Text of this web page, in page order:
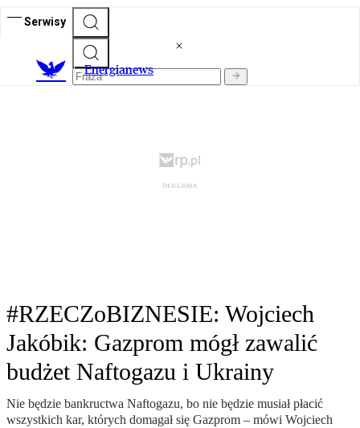
Serwisy
Energianews
#RZECZoBIZNESIE: Wojciech
Jakóbik: Gazprom mógł zawalić
budżet Naftogazu i Ukrainy
Nie będzie bankructwa Naftogazu, bo nie będzie musiał płacić
wszystkich kar, których domagał się Gazprom – mówi Wojciech